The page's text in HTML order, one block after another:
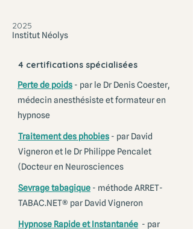
2025
Institut Néolys
4 certifications spécialisées
Perte de poids - par le Dr Denis Coester,
médecin anesthésiste et formateur en
hypnose
Traitement des phobies - par David
Vigneron et le Dr Philippe Pencalet
(Docteur en Neurosciences
Sevrage tabagique - méthode ARRET-
TABAC.NET® par David Vigneron
Hypnose Rapide et Instantanée - par